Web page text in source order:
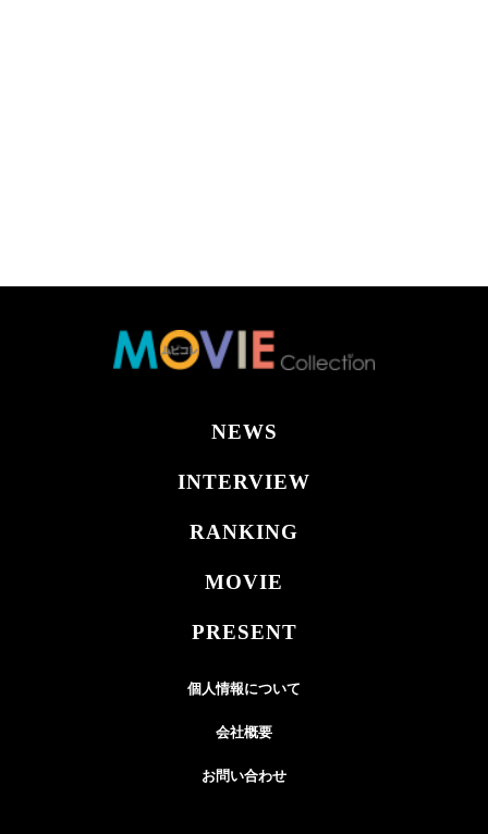
NEWS
INTERVIEW
RANKING
MOVIE
PRESENT
個人情報について
会社概要
お問い合わせ